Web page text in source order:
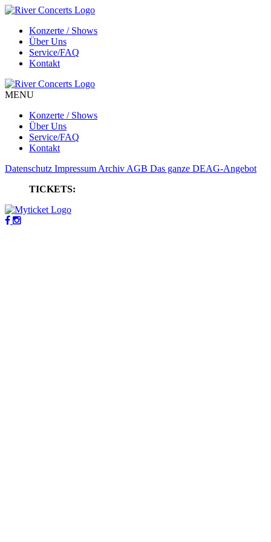
Konzerte / Shows
Über Uns
Service/FAQ
Kontakt
MENU
Konzerte / Shows
Über Uns
Service/FAQ
Kontakt
Datenschutz Impressum Archiv AGB Das ganze DEAG-Angebot
TICKETS: